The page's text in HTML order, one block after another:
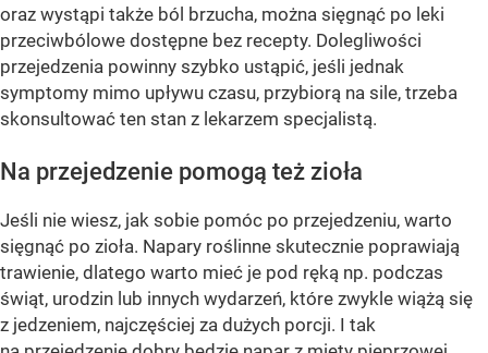
oraz wystąpi także ból brzucha, można sięgnąć po leki
przeciwbólowe dostępne bez recepty. Dolegliwości
przejedzenia powinny szybko ustąpić, jeśli jednak
symptomy mimo upływu czasu, przybiorą na sile, trzeba
skonsultować ten stan z lekarzem specjalistą.
Na przejedzenie pomogą też zioła
Jeśli nie wiesz, jak sobie pomóc po przejedzeniu, warto
sięgnąć po zioła. Napary roślinne skutecznie poprawiają
trawienie, dlatego warto mieć je pod ręką np. podczas
świąt, urodzin lub innych wydarzeń, które zwykle wiążą się
z jedzeniem, najczęściej za dużych porcji. I tak